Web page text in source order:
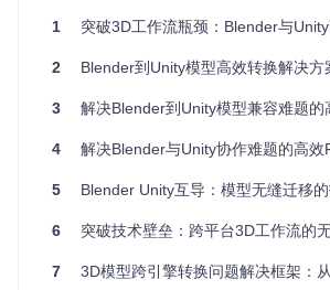
转换过程中发生扭曲。更复杂的场景中，
裂。
二、工具优势：专为Unity优化
2.1 智能坐标转换引擎
该插件内置坐标空间自动转换算法，通过
这种转换完全在导出阶段完成，不会影响
1 突破3D工作流瓶颈：Blender与Unity高
2 Blender到Unity模型高效转换解决方案：告别坐
3 解决Blender到Unity模型兼容难题的高效解决方案：专
4 解决Blender与Unity协作难题的高效
5 Blender Unity互导：模型无缝迁移
6 突破技术壁垒：跨平台3D工作流的
7 3D模型跨引擎转换问题解决框架：从根源